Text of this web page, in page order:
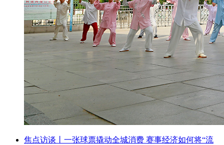
焦点访谈丨一张球票撬动全城消费 赛事经济如何将“流